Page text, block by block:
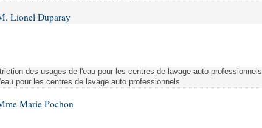
Lionel Duparay
des usages de l'eau pour les centres de lavage auto professionnels
pour les centres de lavage auto professionnels
Marie Pochon